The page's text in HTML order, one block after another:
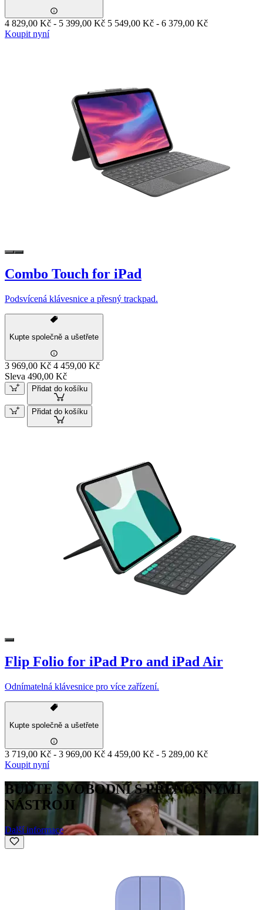
4 829,00 Kč - 5 399,00 Kč 5 549,00 Kč - 6 379,00 Kč
Koupit nyní
Combo Touch for iPad
Podsvícená klávesnice a přesný trackpad.
Kupte společně a ušetřete
3 969,00 Kč 4 459,00 Kč
Sleva 490,00 Kč
Přidat do košíku
Přidat do košíku
Flip Folio for iPad Pro and iPad Air
Odnímatelná klávesnice pro více zařízení.
Kupte společně a ušetřete
3 719,00 Kč - 3 969,00 Kč 4 459,00 Kč - 5 289,00 Kč
Koupit nyní
BUĎTE SVOBODNÍ S PŘENOSNÝMI
NÁSTROJI
Další informace